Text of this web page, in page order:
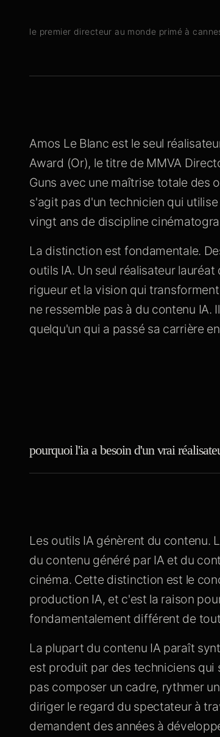
le premier directeur au monde primé à
Amos Le Blanc est le seul
Award (Or), le titre de MMVA
Guns avec une maîtrise totale des
s'agit pas d'un technicien qui
vingt ans de discipline
La distinction est fondamentale.
outils IA. Un seul réalisateur
rigueur et la vision qui
ne ressemble pas à du contenu
quelqu'un qui a passé sa carrière
pourquoi l'ia a besoin d'un vrai
Les outils IA génèrent du contenu.
du contenu généré par IA et du
cinéma. Cette distinction est le
production IA, et c'est la raison
fondamentalement différent de
La plupart du contenu IA paraît
est produit par des techniciens qui
pas composer un cadre, rythmer
diriger le regard du spectateur à
demandent des années à